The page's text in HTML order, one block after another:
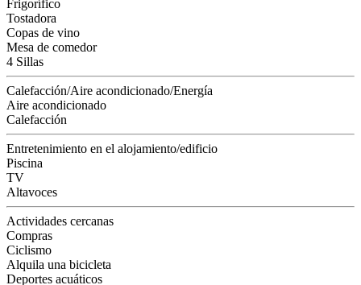
Frigorífico
Tostadora
Copas de vino
Mesa de comedor
4 Sillas
Calefacción/Aire acondicionado/Energía
Aire acondicionado
Calefacción
Entretenimiento en el alojamiento/edificio
Piscina
TV
Altavoces
Actividades cercanas
Compras
Ciclismo
Alquila una bicicleta
Deportes acuáticos